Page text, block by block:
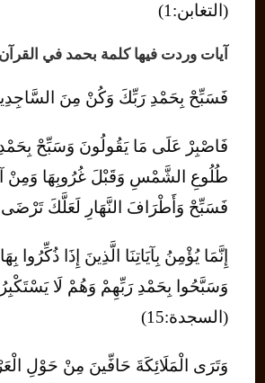
(التغابن:1)
آيات وردت فيها كلمة بحمد في
فَسَبِّحْ بِحَمْدِ رَبِّكَ وَكُنْ مِنَ السَّاجِدِينَ
فَاصْبِرْ عَلَى مَا يَقُولُونَ وَسَبِّحْ
طُلُوعِ الشَّمْسِ وَقَبْلَ غُرُوبِهَا وَمِنْ
فَسَبِّحْ وَأَطْرَافَ النَّهَارِ لَعَلَّكَ تَرْضَى
إِنَّمَا يُؤْمِنُ بِآيَاتِنَا الَّذِينَ إِذَا ذُكِّرُوا
وَسَبَّحُوا بِحَمْدِ رَبِّهِمْ وَهُمْ لَا
(السجدة:15)
وَتَرَى الْمَلَائِكَةَ حَافِّينَ مِنْ حَوْلِ